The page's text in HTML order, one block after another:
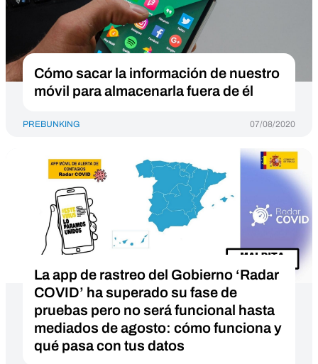
Cómo sacar la información de nuestro
móvil para almacenarla fuera de él
PREBUNKING 07/08/2020
La app de rastreo del Gobierno ‘Radar
COVID’ ha superado su fase de
pruebas pero no será funcional hasta
mediados de agosto: cómo funciona y
qué pasa con tus datos